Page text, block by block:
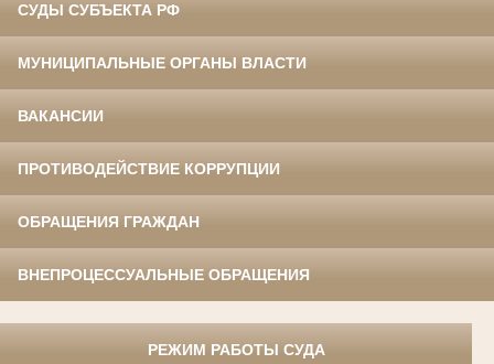
СУДЫ СУБЪЕКТА РФ
МУНИЦИПАЛЬНЫЕ ОРГАНЫ ВЛАСТИ
ВАКАНСИИ
ПРОТИВОДЕЙСТВИЕ КОРРУПЦИИ
ОБРАЩЕНИЯ ГРАЖДАН
ВНЕПРОЦЕССУАЛЬНЫЕ ОБРАЩЕНИЯ
РЕЖИМ РАБОТЫ СУДА